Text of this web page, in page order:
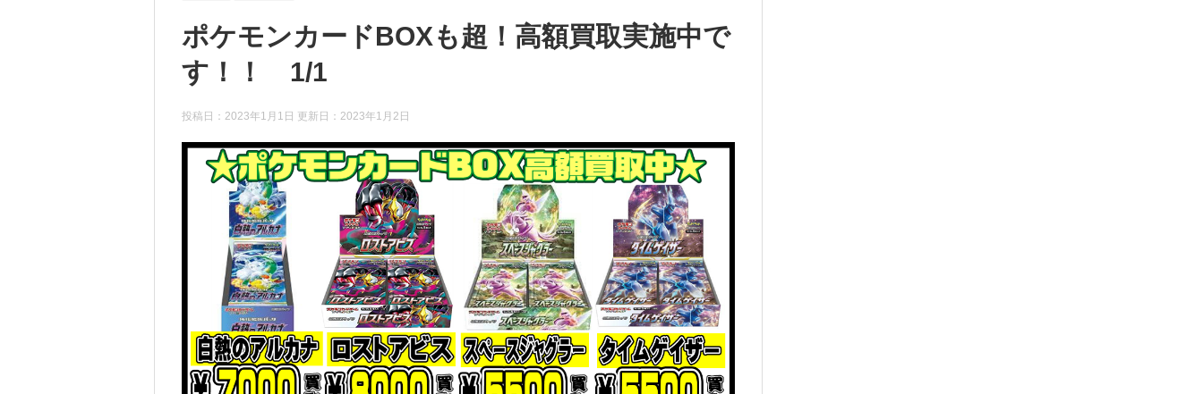
ポケモンカードBOXも超！高額買取実施中で
す！！ 1/1
投稿日：2023年1月1日 更新日： 2023年1月2日